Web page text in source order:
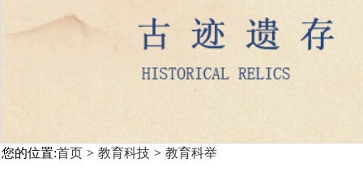
您的位置:首页 > 教育科技 > 教育科举